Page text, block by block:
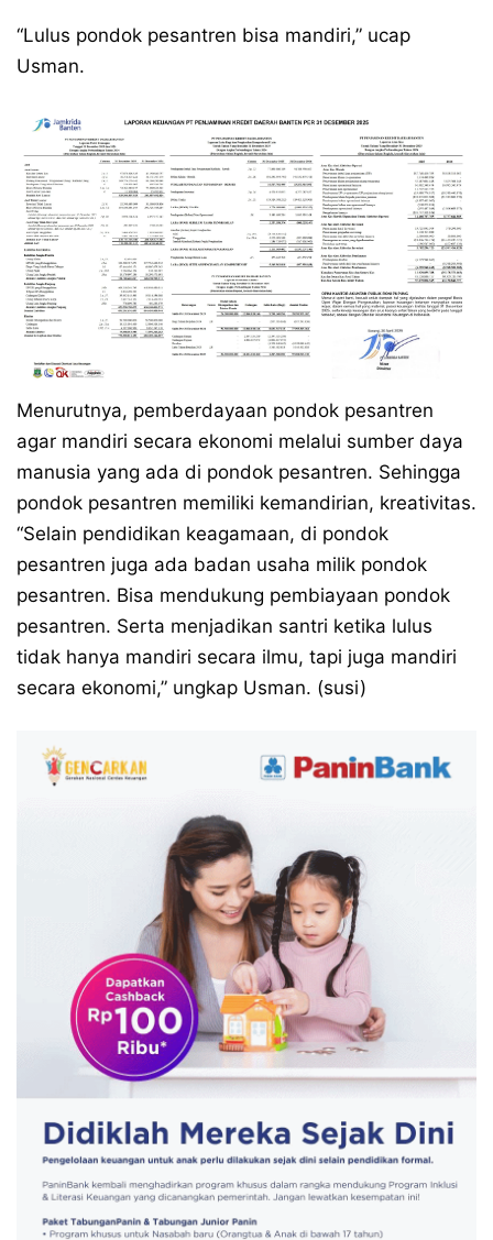
“Lulus pondok pesantren bisa mandiri,” ucap
Usman.
Menurutnya, pemberdayaan pondok pesantren
agar mandiri secara ekonomi melalui sumber daya
manusia yang ada di pondok pesantren. Sehingga
pondok pesantren memiliki kemandirian, kreativitas.
“Selain pendidikan keagamaan, di pondok
pesantren juga ada badan usaha milik pondok
pesantren. Bisa mendukung pembiayaan pondok
pesantren. Serta menjadikan santri ketika lulus
tidak hanya mandiri secara ilmu, tapi juga mandiri
secara ekonomi,” ungkap Usman. (susi)